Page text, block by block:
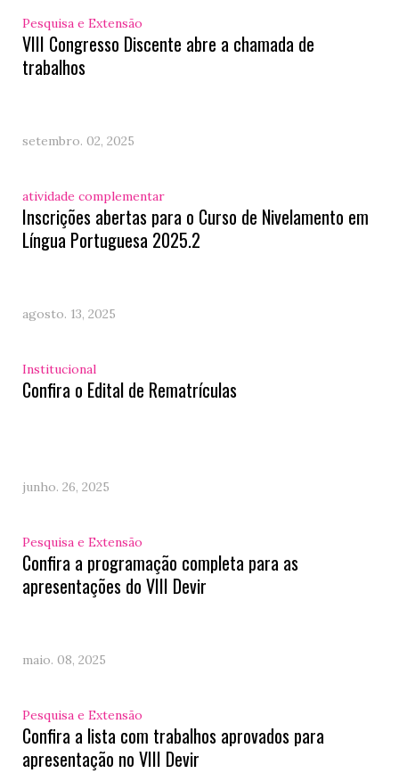
Pesquisa e Extensão
VIII Congresso Discente abre a chamada de
trabalhos
setembro. 02, 2025
atividade complementar
Inscrições abertas para o Curso de Nivelamento em
Língua Portuguesa 2025.2
agosto. 13, 2025
Institucional
Confira o Edital de Rematrículas
junho. 26, 2025
Pesquisa e Extensão
Confira a programação completa para as
apresentações do VIII Devir
maio. 08, 2025
Pesquisa e Extensão
Confira a lista com trabalhos aprovados para
apresentação no VIII Devir